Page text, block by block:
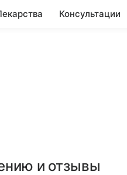
Консультации
и отзывы